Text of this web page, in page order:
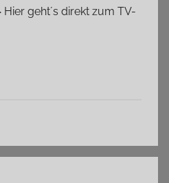
Hier geht´s direkt zum TV-